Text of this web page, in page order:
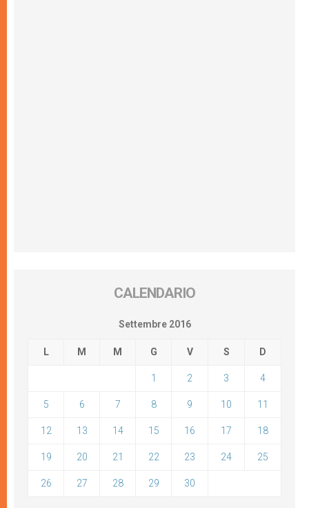
CALENDARIO
Settembre 2016
L M M G V S D
1 2 3 4
5 6 7 8 9 10 11
12 13 14 15 16 17 18
19 20 21 22 23 24 25
26 27 28 29 30